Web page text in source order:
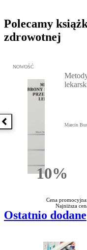
Polecamy
zdrowotnej
Poprzednia książka
Przejdź do: Metodyka
NOWOŚĆ
10%
Marcin
Cena
Najniższa
Ostatnio dodane